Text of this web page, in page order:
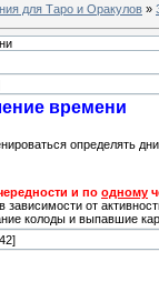
для Таро и Оракулов »
времени
определять
и по одному
зависимости от
колоды и выпавшие